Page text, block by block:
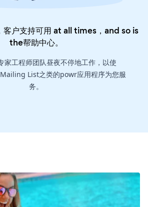
户支持可用 at all times，and so is
the帮助中心。
家工程师团队昼夜不停地工作，以使
List之类的powr应用程序为您服
务。